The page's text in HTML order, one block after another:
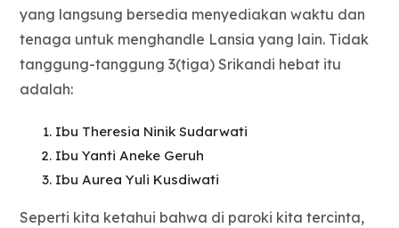
yang langsung bersedia menyediakan waktu dan
tenaga untuk menghandle Lansia yang lain. Tidak
tanggung-tanggung 3(tiga) Srikandi hebat itu
adalah:
Ibu Theresia Ninik Sudarwati
Ibu Yanti Aneke Geruh
Ibu Aurea Yuli Kusdiwati
Seperti kita ketahui bahwa di paroki kita tercinta,